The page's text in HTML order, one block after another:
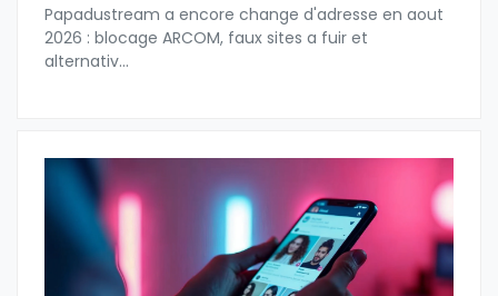
Papadustream a encore change d'adresse en aout
2026 : blocage ARCOM, faux sites a fuir et
alternativ...